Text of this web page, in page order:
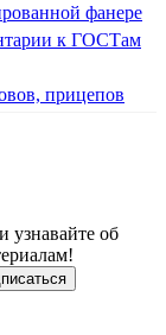
фанере
к ГОСТам
прицепов
об